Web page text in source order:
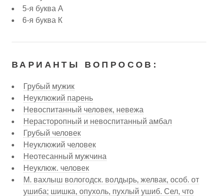
5-я буква А
6-я буква К
ВАРИАНТЫ ВОПРОСОВ:
Грубый мужик
Неуклюжий парень
Невоспитанный человек, невежа
Нерасторопный и невоспитанный амбал
Грубый человек
Неуклюжий человек
Неотесанный мужчина
Неуклюж. человек
М. вахлыш вологодск. волдырь, желвак, особ. от
ушиба; шишка, опухоль, пухлый ушиб. Сел, что